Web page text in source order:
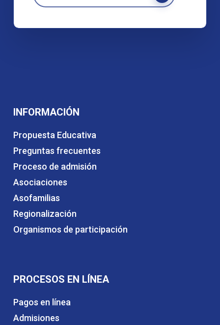
INFORMACIÓN
Propuesta Educativa
Preguntas frecuentes
Proceso de admisión
Asociaciones
Asofamilias
Regionalización
Organismos de participación
PROCESOS EN LÍNEA
Pagos en línea
Admisiones